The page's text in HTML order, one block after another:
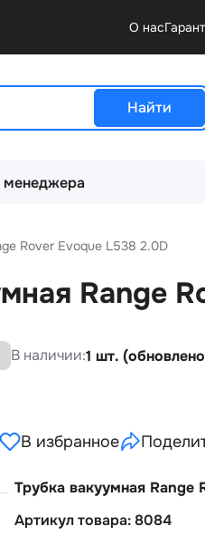
О нас
Найти
Rover Evoque L538 2.0D
Range
В наличии:1 шт.
В избранное
Трубка вакуумная Range
Артикул товара: 8084